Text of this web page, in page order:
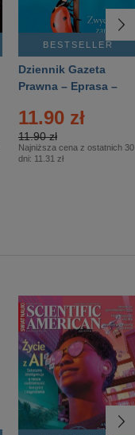
BESTSELLER
Dziennik Gazeta
Prawna – Eprasa –
11.90 zł
11.90 zł
Najniższa cena z ostatnich 30
dni: 11.31 zł